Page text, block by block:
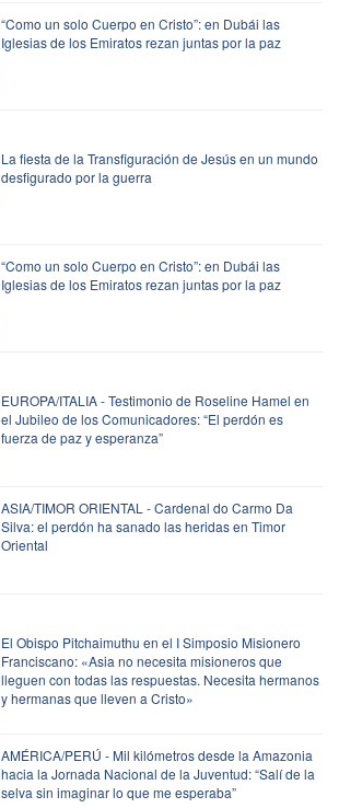
“Como un solo Cuerpo en Cristo”: en Dubái las
Iglesias de los Emiratos rezan juntas por la paz
La fiesta de la Transfiguración de Jesús en un mundo
desfigurado por la guerra
“Como un solo Cuerpo en Cristo”: en Dubái las
Iglesias de los Emiratos rezan juntas por la paz
EUROPA/ITALIA - Testimonio de Roseline Hamel en
el Jubileo de los Comunicadores: “El perdón es
fuerza de paz y esperanza”
ASIA/TIMOR ORIENTAL - Cardenal do Carmo Da
Silva: el perdón ha sanado las heridas en Timor
Oriental
El Obispo Pitchaimuthu en el I Simposio Misionero
Franciscano: «Asia no necesita misioneros que
lleguen con todas las respuestas. Necesita hermanos
y hermanas que lleven a Cristo»
AMÉRICA/PERÚ - Mil kilómetros desde la Amazonia
hacia la Jornada Nacional de la Juventud: “Salí de la
selva sin imaginar lo que me esperaba”